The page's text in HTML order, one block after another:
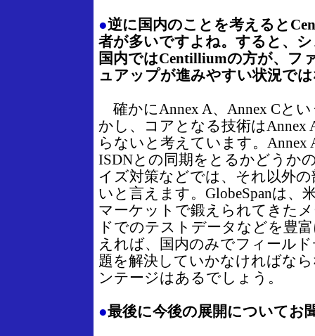
●逆に国内のことを考えると
者が多いですよね。すると、
国内ではCentilliumの方が、フ
ュアップが進みやすい状況で
確かにAnnex A、Annex Cと
かし、コアとなる技術はAnnex
らないと考えています。Annex
ISDNとの同期をとるかどうか
イズ対策などでは、それ以外
いと言えます。GlobeSpanは、
マーケットで鍛えられてきた
ドでのテストデータなどを豊
えれば、国内のみでフィール
題を解決していかなければな
ンテージはあるでしょう。
●最後に今後の展開についてお